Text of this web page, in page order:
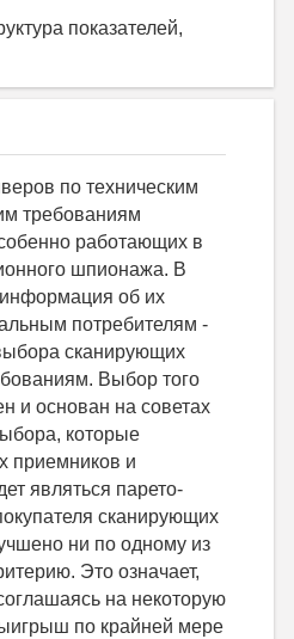
показателей,
по техническим
требованиям
работающих в
шпионажа. В
об их
потребителям -
сканирующих
Выбор того
и основан на советах
которые
приемников и
являться парето-
сканирующих
ни по одному из
Это означает,
на некоторую
по крайней мере